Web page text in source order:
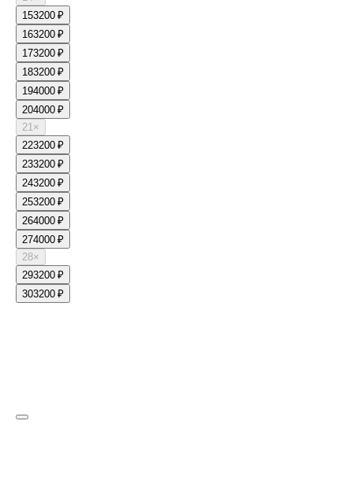
153200 ₽
163200 ₽
173200 ₽
183200 ₽
194000 ₽
204000 ₽
21×
223200 ₽
233200 ₽
243200 ₽
253200 ₽
264000 ₽
274000 ₽
28×
293200 ₽
303200 ₽